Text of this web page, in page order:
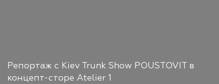
Репортаж с Kiev Trunk Show POUSTOVIT в
концепт-сторе Atelier 1